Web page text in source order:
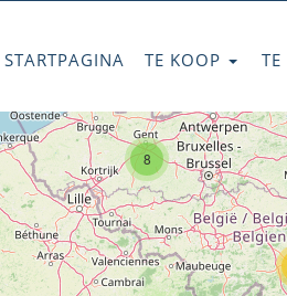
STARTPAGINA TE KOOP
8